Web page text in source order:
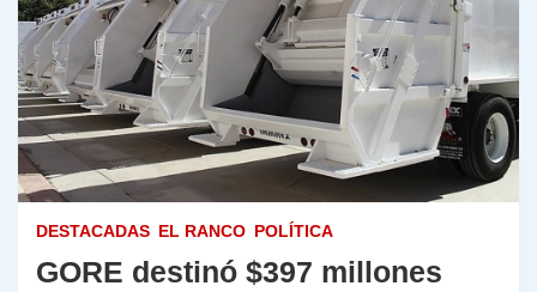
DESTACADAS EL RANCO POLÍTICA
GORE destinó $397 millones